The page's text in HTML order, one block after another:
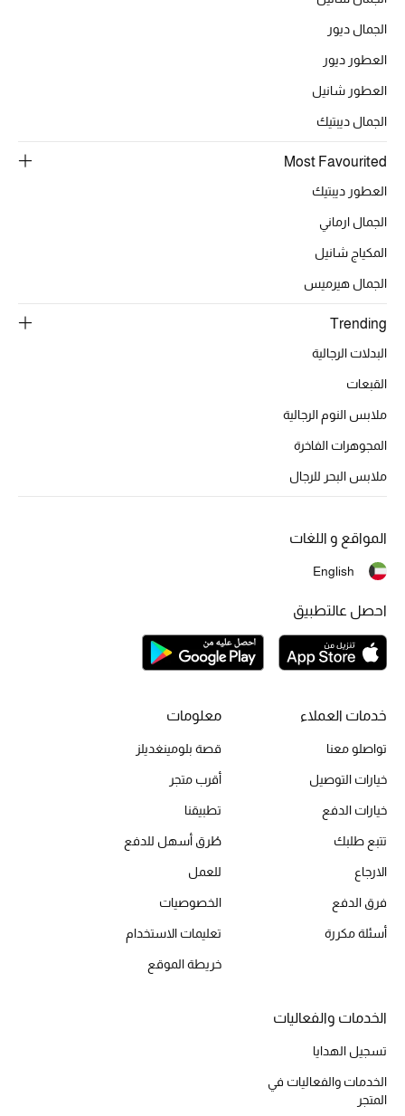
الموسم الجديد
الحقائب النسائية
حقائب رجالية
حقائب الأطفال
أبرز المصممين
تسوقوا الحقائب
الموسم الجديد
الأحذية الرجالية
أحذية للأطفال
أحذية مختارة
تسوقوا الأحذية
جميع مستحضرات الجمال
الجديد في عالم الجمال
الأكثر مبيعاً
الجمال ديور
العطور ديور
العطور شانيل
الجمال ديبتيك
Most Favourited
العطور ديبتيك
الجمال ارماني
المكياج شانيل
الجمال هيرميس
Trending
البدلات الرجالية
القبعات
ملابس النوم الرجالية
المجوهرات الفاخرة
ملابس البحر للرجال
خدمات العملاء
تواصلو معنا
خيارات التوصيل
خيارات الدفع
تتبع طلبك
الارجاع
فرق الدفع
أسئلة مكررة
معلومات
قصة بلومينغديلز
أقرب متجر
تطبيقنا
طُرق أسهل للدفع
للعمل
الخصوصيات
تعليمات الاستخدام
خريطة الموقع
الخدمات والفعاليات
تسجيل الهدايا
الخدمات والفعاليات في
المتجر
المواقع و اللغات
English
احصل عالتطبيق